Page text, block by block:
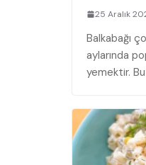
25 Aralık
Balkabağı
aylarında
yemektir.